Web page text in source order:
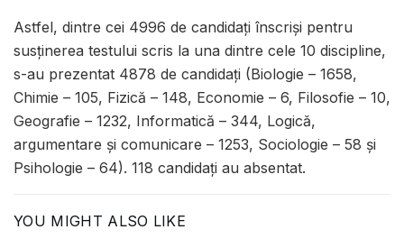
Astfel, dintre cei 4996 de candidaţi înscrişi pentru
susţinerea testului scris la una dintre cele 10 discipline,
s-au prezentat 4878 de candidaţi (Biologie – 1658,
Chimie – 105, Fizică – 148, Economie – 6, Filosofie – 10,
Geografie – 1232, Informatică – 344, Logică,
argumentare și comunicare – 1253, Sociologie – 58 şi
Psihologie – 64). 118 candidaţi au absentat.
YOU MIGHT ALSO LIKE